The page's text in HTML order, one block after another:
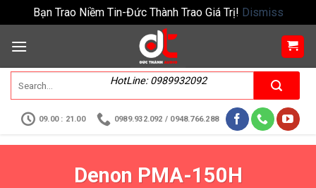
Bạn Trao Niềm Tin-Đức Thành Trao Giá Trị! Dismiss
HotLine: 0989932092
09.00 : 21.00 0989.932.092 / 0948.766.288
Denon PMA-150H